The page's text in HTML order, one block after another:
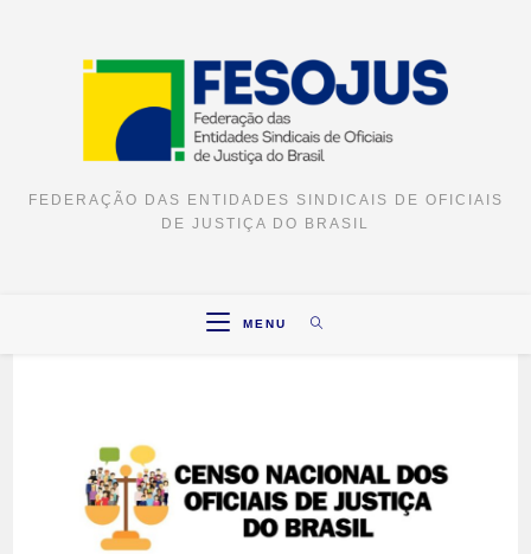
FEDERAÇÃO DAS ENTIDADES SINDICAIS DE OFICIAIS
DE JUSTIÇA DO BRASIL
MENU